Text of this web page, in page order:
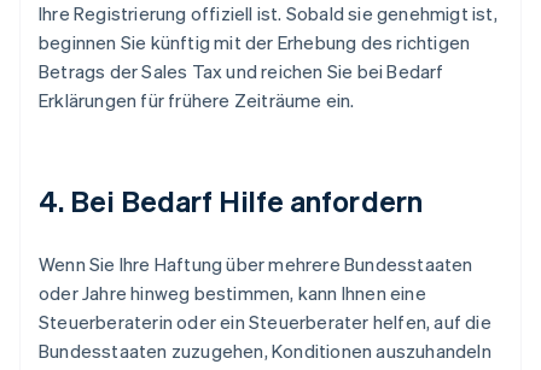
Ihre Registrierung offiziell ist. Sobald sie genehmigt ist,
beginnen Sie künftig mit der Erhebung des richtigen
Betrags der Sales Tax und reichen Sie bei Bedarf
Erklärungen für frühere Zeiträume ein.
4. Bei Bedarf Hilfe anfordern
Wenn Sie Ihre Haftung über mehrere Bundesstaaten
oder Jahre hinweg bestimmen, kann Ihnen eine
Steuerberaterin oder ein Steuerberater helfen, auf die
Bundesstaaten zuzugehen, Konditionen auszuhandeln